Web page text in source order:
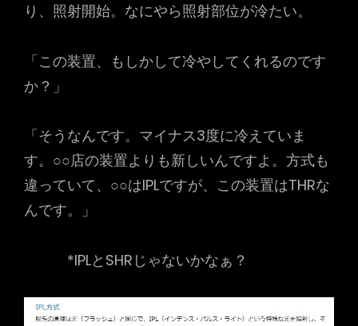
り、照射開始。なにやら照射部位が冷たい。
「この装置、もしかして冷やしてくれるのです
か？」
「そうなんです。マイナス3度に冷えていま
す。○○店の装置よりも新しいんですよ。方式も
違っていて、○○はIPLですが、この装置はTHRな
んです。」
*IPLとSHRじゃないかなぁ？